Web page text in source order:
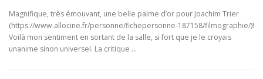
Magnifique, très émouvant, une belle palme d’or pour Joachim Trier
(https://www.allocine.fr/personne/fichepersonne-187158/filmographie/)!
Voilà mon sentiment en sortant de la salle, si fort que je le croyais
unanime sinon universel. La critique …